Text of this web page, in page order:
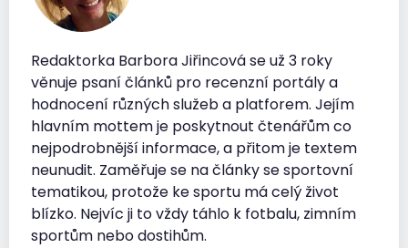
Redaktorka Barbora Jiřincová se už 3 roky
věnuje psaní článků pro recenzní portály a
hodnocení různých služeb a platforem. Jejím
hlavním mottem je poskytnout čtenářům co
nejpodrobnější informace, a přitom je textem
neunudit. Zaměřuje se na články se sportovní
tematikou, protože ke sportu má celý život
blízko. Nejvíc ji to vždy táhlo k fotbalu, zimním
sportům nebo dostihům.